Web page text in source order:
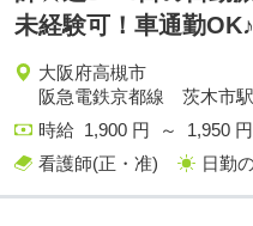
未経験可！車通勤OK♪
大阪府高槻市
阪急電鉄京都線 茨木市
時給 1,900 円 ～ 1,950 円
看護師(正・准)
日勤